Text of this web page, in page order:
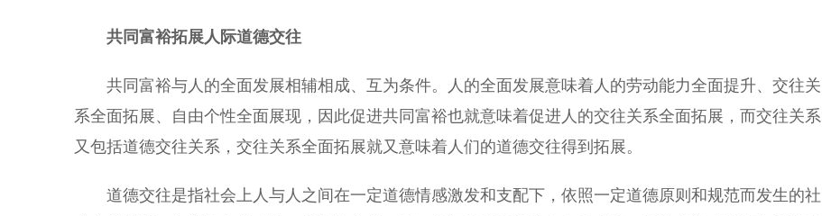
共同富裕拓展人际道德交往
共同富裕与人的全面发展相辅相成、互为条件。人的全面发展意味着人的劳动能力全面提升、交往关
系全面拓展、自由个性全面展现，因此促进共同富裕也就意味着促进人的交往关系全面拓展，而交往关系
又包括道德交往关系，交往关系全面拓展就又意味着人们的道德交往得到拓展。
道德交往是指社会上人与人之间在一定道德情感激发和支配下，依照一定道德原则和规范而发生的社